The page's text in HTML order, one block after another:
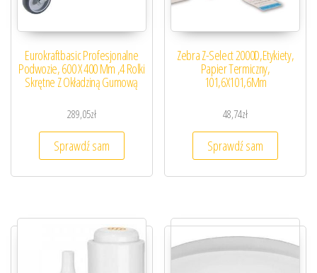
Eurokraftbasic Profesjonalne
Podwozie, 600 X 400 Mm ,4 Rolki
Skrętne Z Okładziną Gumową
289,05zł
Sprawdź sam
Zebra Z-Select 2000D,Etykiety,
Papier Termiczny,
101,6X101,6Mm
48,74zł
Sprawdź sam